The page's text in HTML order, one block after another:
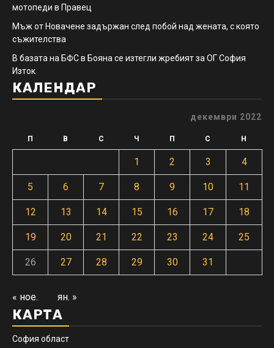
мотопеди в Правец
Мъж от Новачене задържан след побой над жената, с която
съжителства
В базата на БФС в Бояна се изтегли жребият за ОГ София
Изток
КАЛЕНДАР
декември 2022
П В С Ч П С Н
1 2 3 4
5 6 7 8 9 10 11
12 13 14 15 16 17 18
19 20 21 22 23 24 25
26 27 28 29 30 31
« ное. ян. »
КАРТА
София област